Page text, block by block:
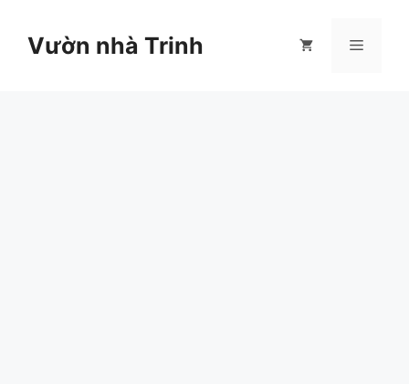
Vườn nhà Trinh Menu